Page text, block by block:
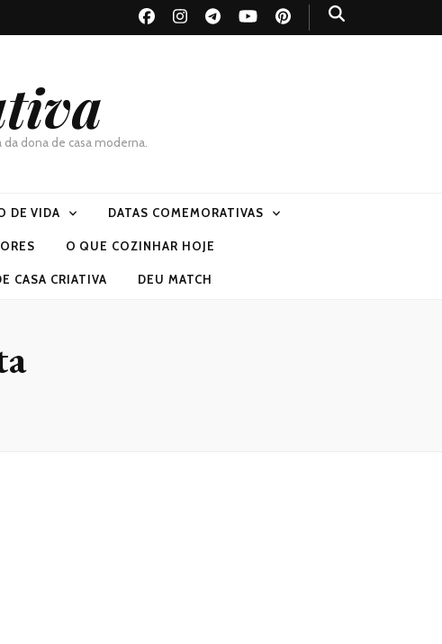
da dona de casa moderna.
DE VIDA DATAS COMEMORATIVAS
O QUE COZINHAR HOJE
CASA CRIATIVA DEU MATCH